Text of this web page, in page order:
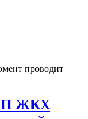
проводит
ЖКХ